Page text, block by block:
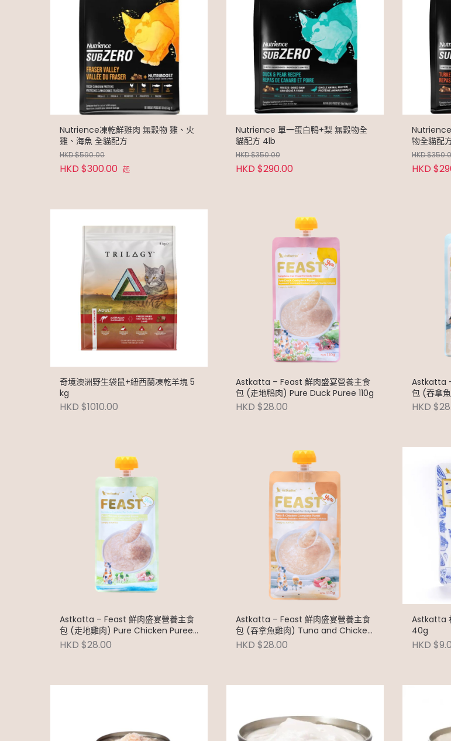
Nutrience凍乾鮮雞肉 無穀物 雞、火
雞、海魚 全貓配方
HKD $590.00
HKD $300.00 起
Nutrience 單一蛋白鴨+梨 無穀物全
貓配方 4lb
HKD $350.00
HKD $290.00
Nutrience 單一蛋白火雞+南瓜 無穀
物全貓配
HKD
HKD
奇境澳洲野生袋鼠+紐西蘭凍乾羊塊 5
kg
HKD $1010.00
Astkatta – Feast 鮮肉盛宴營養主食
包 (走地鴨肉) Pure Duck Puree 110g
HKD $28.00
Astkatta
包 (吞拿
Puree
HKD
Astkatta – Feast 鮮肉盛宴營養主食
包 (走地雞肉) Pure Chicken Puree
110g
HKD $28.00
Astkatta – Feast 鮮肉盛宴營養主食
包 (吞拿魚雞肉) Tuna and Chicken
Puree 110g
HKD $28.00
Astkatta
40g
HKD